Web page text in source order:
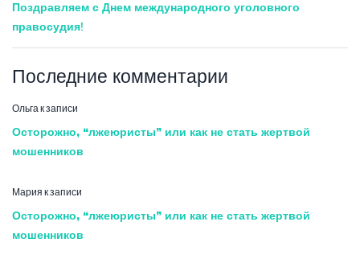
Поздравляем с Днем международного уголовного
правосудия!
Последние комментарии
Ольга к записи
Осторожно, “лжеюристы” или как не стать жертвой
мошенников
Мария к записи
Осторожно, “лжеюристы” или как не стать жертвой
мошенников